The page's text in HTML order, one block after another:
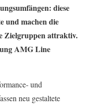
diese
und machen die
Zielgruppen attraktiv.
AMG Line
und
neu gestaltete